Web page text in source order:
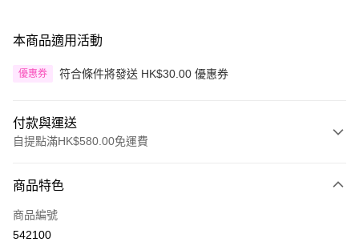
本商品適用活動
優惠券 符合條件將發送 HK$30.00 優惠券
付款與運送
自提點滿HK$580.00免運費
信用卡
Apple Pay
商品特色
商品編號
542100